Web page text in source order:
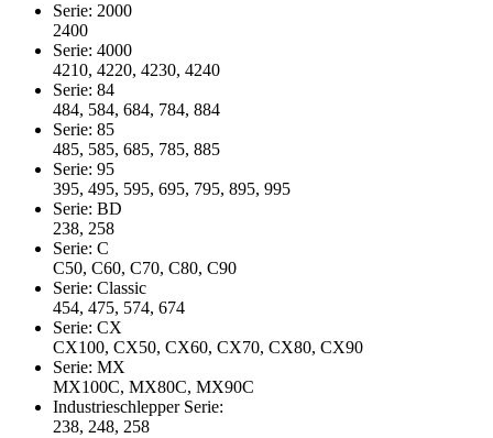
Serie: 2000
2400
Serie: 4000
4210, 4220, 4230, 4240
Serie: 84
484, 584, 684, 784, 884
Serie: 85
485, 585, 685, 785, 885
Serie: 95
395, 495, 595, 695, 795, 895, 995
Serie: BD
238, 258
Serie: C
C50, C60, C70, C80, C90
Serie: Classic
454, 475, 574, 674
Serie: CX
CX100, CX50, CX60, CX70, CX80, CX90
Serie: MX
MX100C, MX80C, MX90C
Industrieschlepper Serie:
238, 248, 258